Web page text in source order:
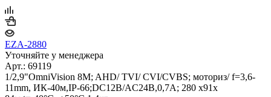
EZA-2880
Уточняйте у менеджера
Арт.: 69119
1/2,9"OmniVision 8M; AHD/ TVI/ CVI/CVBS; моториз/ f=3,6-
11mm, ИК-40м,IP-66;DC12B/AC24В,0,7A; 280 x91x